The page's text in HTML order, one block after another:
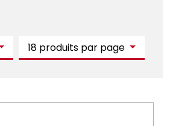
18 produits par page